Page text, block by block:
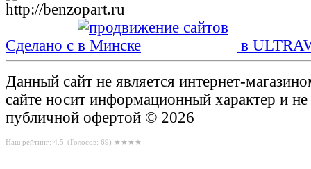
Сделано с в
Данный сайт не является интернет-
сайте носит информационный характер и не
публичной офертой © 2026
Наш рейтинг: 4.5 (Голосов: 69) ★★★★